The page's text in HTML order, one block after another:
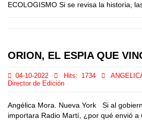
ECOLOGISMO Si se revisa la historia,
ORION, EL ESPIA QUE
04-10-2022 Hits: 1734
Director de Edición
Angélica Mora. Nueva York Si al
importara Radio Martí, ¿por qué envió a